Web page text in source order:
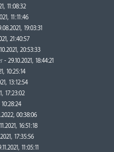
11:08:32
11:11:46
19:03:31
21:40:57
20:53:33
- 29.10.2021, 18:44:21
10:25:14
13:12:54
17:23:02
10:28:24
00:38:06
16:51:18
17:35:56
11:05:11